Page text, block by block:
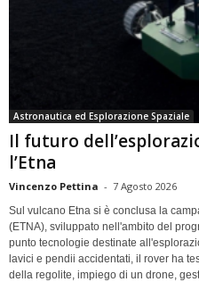
Astronautica ed Esplorazione Spaziale
Il futuro
l’Etna
Vincenzo Pettina - 7 Agosto 2026
Sul vulcano Etna si è conclusa la
(ETNA), sviluppato nell'ambito del
punto tecnologie destinate
lavici e pendii accidentati, il rover ha
della regolite, impiego di un drone,